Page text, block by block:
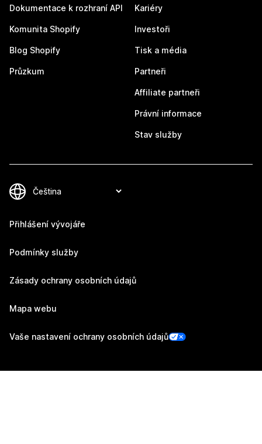
Dokumentace k rozhraní API
Komunita Shopify
Blog Shopify
Průzkum
Kariéry
Investoři
Tisk a média
Partneři
Affiliate partneři
Právní informace
Stav služby
Přihlášení vývojáře
Podmínky služby
Zásady ochrany osobních údajů
Mapa webu
Vaše nastavení ochrany osobních údajů